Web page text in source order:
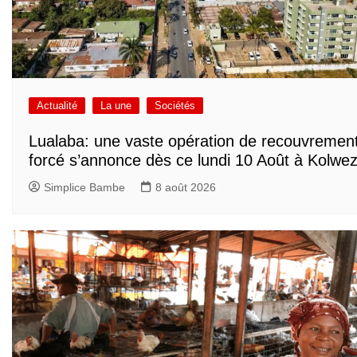
Actualité La une Sociétés
Lualaba: une vaste opération de
forcé s’annonce dès ce lundi 10 Août à
Simplice Bambe 8 août 2026